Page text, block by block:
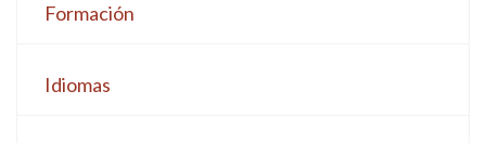
Formación
Idiomas